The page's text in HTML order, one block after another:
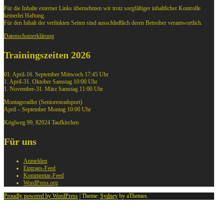
Für die Inhalte externer Links übernehmen wir trotz sorgfältiger inhaltlicher Kontrolle
keinerlei Haftung.
Für den Inhalt der verlinkten Seiten sind ausschließlich deren Betreiber verantwortlich.
Datenschutzerklärung
Trainingszeiten 2026
01. April-16. September Mittwoch 17:45 Uhr
1. April-31. Oktober Samstag 10:00 Uhr
1. November-31. März Samstag 11:00 Uhr
Montagsradler (Seniorenradsport)
April – September Montag 10:00 Uhr
Köglweg 99, 82024 Taufkirchen
Für uns
Anmelden
Eintrags-Feed
Kommentar-Feed
WordPress.org
Proudly powered by WordPress | Theme: Sydney by aThemes.